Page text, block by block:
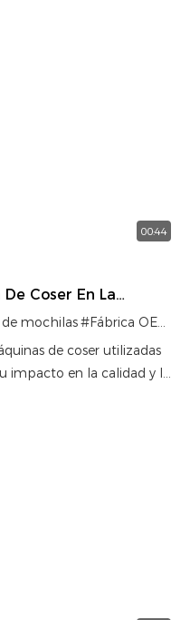
00:44
Coser En La
De La
mochilas#Fábrica OEM
de coser utilizadas
impacto en la calidad y la